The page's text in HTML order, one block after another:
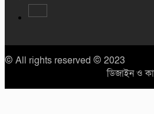
© All rights reserved © 2023
ডিজাইন ও